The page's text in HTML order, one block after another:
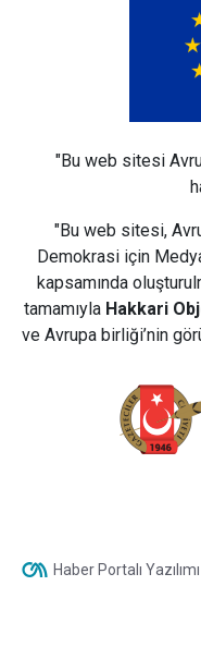
"Bu web sitesi
"Bu web sitesi,
Demokrasi için
kapsamında
tamamıyla Hakkari
ve Avrupa birliği’nin
Haber Portalı Yazılımı